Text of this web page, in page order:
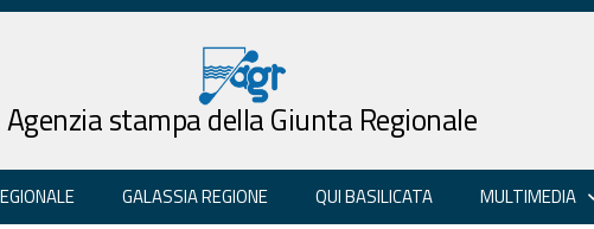
Agenzia stampa della Giunta Regionale
GALASSIA REGIONE QUI BASILICATA MULTIMEDIA